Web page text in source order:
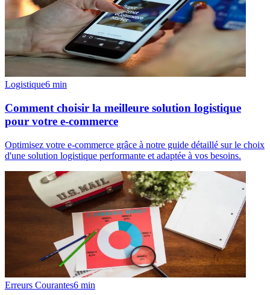
Logistique6 min
Comment choisir la meilleure solution logistique
pour votre e-commerce
Optimisez votre e-commerce grâce à notre guide détaillé sur le choix
d'une solution logistique performante et adaptée à vos besoins.
Erreurs Courantes6 min